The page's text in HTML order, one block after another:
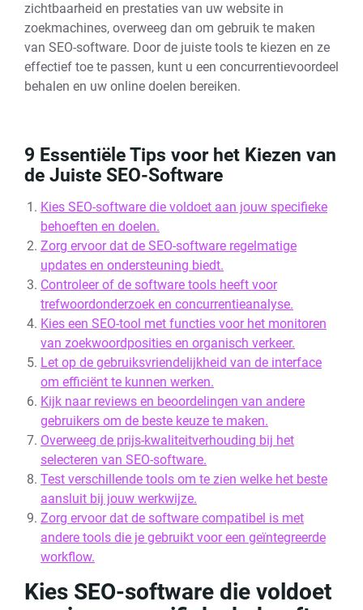
zichtbaarheid en prestaties van uw website in
zoekmachines, overweeg dan om gebruik te maken
van SEO-software. Door de juiste tools te kiezen en ze
effectief toe te passen, kunt u een concurrentievoordeel
behalen en uw online doelen bereiken.
9 Essentiële Tips voor het Kiezen van
de Juiste SEO-Software
Kies SEO-software die voldoet aan jouw specifieke
behoeften en doelen.
Zorg ervoor dat de SEO-software regelmatige
updates en ondersteuning biedt.
Controleer of de software tools heeft voor
trefwoordonderzoek en concurrentieanalyse.
Kies een SEO-tool met functies voor het monitoren
van zoekwoordposities en organisch verkeer.
Let op de gebruiksvriendelijkheid van de interface
om efficiënt te kunnen werken.
Kijk naar reviews en beoordelingen van andere
gebruikers om de beste keuze te maken.
Overweeg de prijs-kwaliteitverhouding bij het
selecteren van SEO-software.
Test verschillende tools om te zien welke het beste
aansluit bij jouw werkwijze.
Zorg ervoor dat de software compatibel is met
andere tools die je gebruikt voor een geïntegreerde
workflow.
Kies SEO-software die voldoet